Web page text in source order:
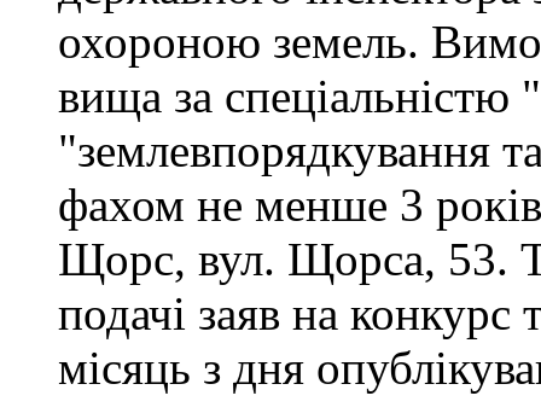
охороною земель.
вища за спеціальністю
"землевпорядкування
фахом не менше 3
Щорс, вул. Щорса, 53.
подачі заяв на конкурс
місяць з дня